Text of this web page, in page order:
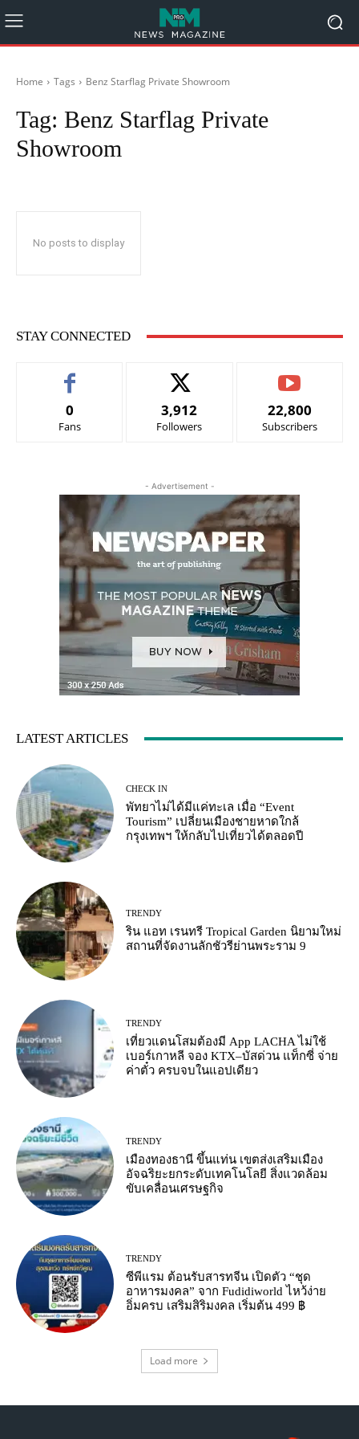
Home Tags Benz Starflag Private Showroom
Tag: Benz Starflag Private
Showroom
No posts to display
STAY CONNECTED
0
Fans
3,912
Followers
22,800
Subscribers
- Advertisement -
LATEST ARTICLES
CHECK IN
พัทยาไม่ได้มีแค่ทะเล เมื่อ “Event
Tourism” เปลี่ยนเมืองชายหาดใกล้
กรุงเทพฯ ให้กลับไปเที่ยวได้ตลอดปี
TRENDY
ริน แอท เรนทรี Tropical Garden นิยามใหม่
สถานที่จัดงานลักชัวรีย่านพระราม 9
TRENDY
เที่ยวแดนโสมต้องมี App LACHA ไม่ใช้
เบอร์เกาหลี จอง KTX–บัสด่วน แท็กซี่ จ่าย
ค่าตั๋ว ครบจบในแอปเดียว
TRENDY
เมืองทองธานี ขึ้นแท่น เขตส่งเสริมเมือง
อัจฉริยะยกระดับเทคโนโลยี สิ่งแวดล้อม
ขับเคลื่อนเศรษฐกิจ
TRENDY
ซีพีแรม ต้อนรับสารทจีน เปิดตัว “ชุด
อาหารมงคล” จาก Fudidiworld ไหว้ง่าย
อิ่มครบ เสริมสิริมงคล เริ่มต้น 499 ฿
Load more